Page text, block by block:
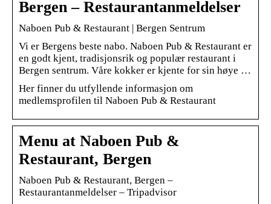
Bergen – Restaurantanmeldelser
Naboen Pub & Restaurant | Bergen Sentrum
Vi er Bergens beste nabo. Naboen Pub & Restaurant er
en godt kjent, tradisjonsrik og populær restaurant i
Bergen sentrum. Våre kokker er kjente for sin høye …
Her finner du utfyllende informasjon om
medlemsprofilen til Naboen Pub & Restaurant
Menu at Naboen Pub &
Restaurant, Bergen
Naboen Pub & Restaurant, Bergen –
Restaurantanmeldelser – Tripadvisor